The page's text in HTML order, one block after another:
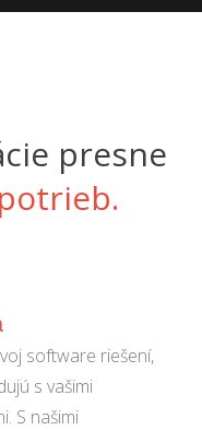
presne
potrieb.
software riešení,
s vašimi
S našimi